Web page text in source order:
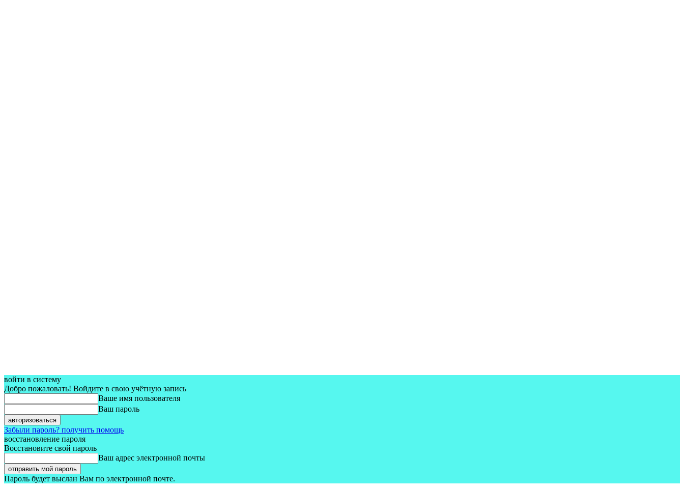
войти в систему
Добро пожаловать! Войдите в свою учётную запись
Ваше имя пользователя
Ваш пароль
Забыли пароль? получить помощь
восстановление пароля
Восстановите свой пароль
Ваш адрес электронной почты
Пароль будет выслан Вам по электронной почте.